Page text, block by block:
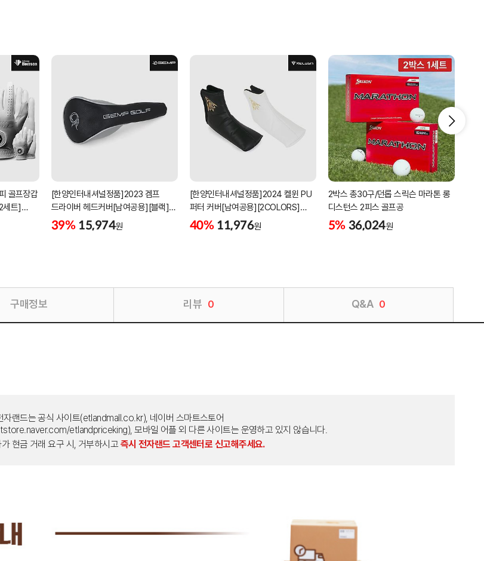
골프장갑
세트]
[한양인터내셔널정품]2023 겜프
드라이버 헤드커버[남여공용][블랙]
[HD-302]
39% 15,974원
[한양인터내셔널정품]2024 켈윈 PU
퍼터 커버[남여공용][2COLORS]
[KW-PC320]
40% 11,976원
2박스 총30구/던롭 스릭슨 마라톤 롱
디스턴스 2피스 골프공
5% 36,024원
구매정보 리뷰 0 Q&A 0
자랜드는 공식 사이트(etlandmall.co.kr), 네이버 스마트스토어
etlandpriceking), 모바일 어플 외 다른 사이트는 운영하고 있지 않습니다.
현금 거래 요구 시, 거부하시고 즉시 전자랜드 고객센터로 신고해주세요.